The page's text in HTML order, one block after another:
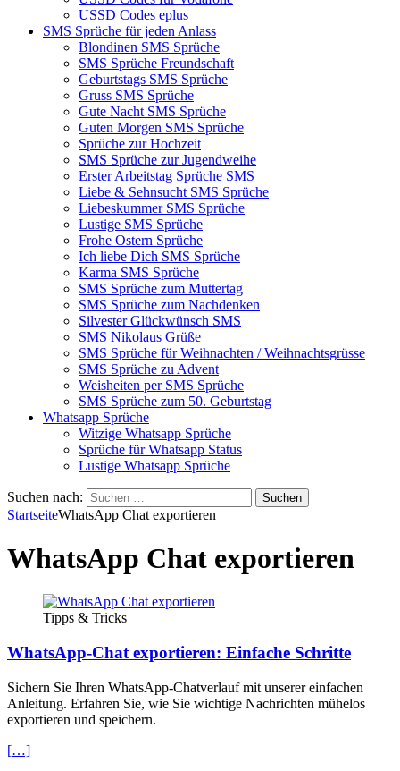
USSD Codes eplus
SMS Sprüche für jeden Anlass
Blondinen SMS Sprüche
SMS Sprüche Freundschaft
Geburtstags SMS Sprüche
Gruss SMS Sprüche
Gute Nacht SMS Sprüche
Guten Morgen SMS Sprüche
Sprüche zur Hochzeit
SMS Sprüche zur Jugendweihe
Erster Arbeitstag Sprüche SMS
Liebe & Sehnsucht SMS Sprüche
Liebeskummer SMS Sprüche
Lustige SMS Sprüche
Frohe Ostern Sprüche
Ich liebe Dich SMS Sprüche
Karma SMS Sprüche
SMS Sprüche zum Muttertag
SMS Sprüche zum Nachdenken
Silvester Glückwünsch SMS
SMS Nikolaus Grüße
SMS Sprüche für Weihnachten / Weihnachtsgrüsse
SMS Sprüche zu Advent
Weisheiten per SMS Sprüche
SMS Sprüche zum 50. Geburtstag
Whatsapp Sprüche
Witzige Whatsapp Sprüche
Sprüche für Whatsapp Status
Lustige Whatsapp Sprüche
Suchen nach:
StartseiteWhatsApp Chat exportieren
WhatsApp Chat exportieren
Tipps & Tricks
WhatsApp-Chat exportieren: Einfache Schritte
Sichern Sie Ihren WhatsApp-Chatverlauf mit unserer einfachen
Anleitung. Erfahren Sie, wie Sie wichtige Nachrichten mühelos
exportieren und speichern.
[…]